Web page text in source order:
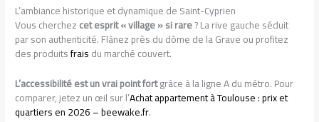
L’ambiance historique et dynamique de Saint-Cyprien
Vous cherchezcet esprit « village » si rare? La rive gauche séduit
par son authenticité. Flânez près du dôme de la Grave ou profitez
des produitsfraisdu marché couvert.
L’accessibilité est un vrai point fortgrâce à la ligne A du métro. Pour
comparer, jetez un œil sur l’Achat appartement à Toulouse : prix et
quartiers en 2026 – beewake.fr.